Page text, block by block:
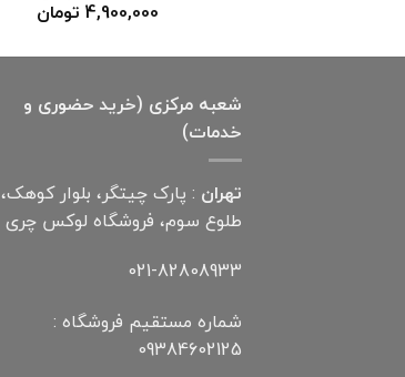
قیمت
7,000,000 تومان
4,900,000 تومان
شعبه مرکزی (خرید حضوری و
خدمات)
تهران : پارک چیتگر، بلوار کوهک،
طلوع سوم، فروشگاه لوکس چری
021-82808933
شماره مستقیم فروشگاه :
09384602125